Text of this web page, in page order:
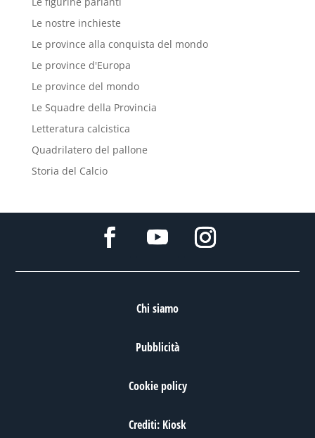
Le nostre inchieste
Le province alla conquista del mondo
Le province d'Europa
Le province del mondo
Le Squadre della Provincia
Letteratura calcistica
Quadrilatero del pallone
Storia del Calcio
Chi siamo
Pubblicità
Cookie policy
Crediti: Kiosk